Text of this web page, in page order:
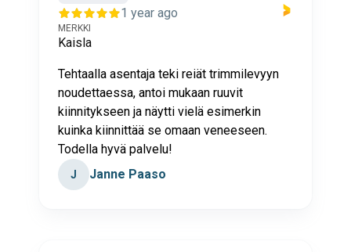
1 year ago
MERKKI
Kaisla
Tehtaalla asentaja teki reiät trimmilevyyn
noudettaessa, antoi mukaan ruuvit
kiinnitykseen ja näytti vielä esimerkin
kuinka kiinnittää se omaan veneeseen.
Todella hyvä palvelu!
J Janne Paaso